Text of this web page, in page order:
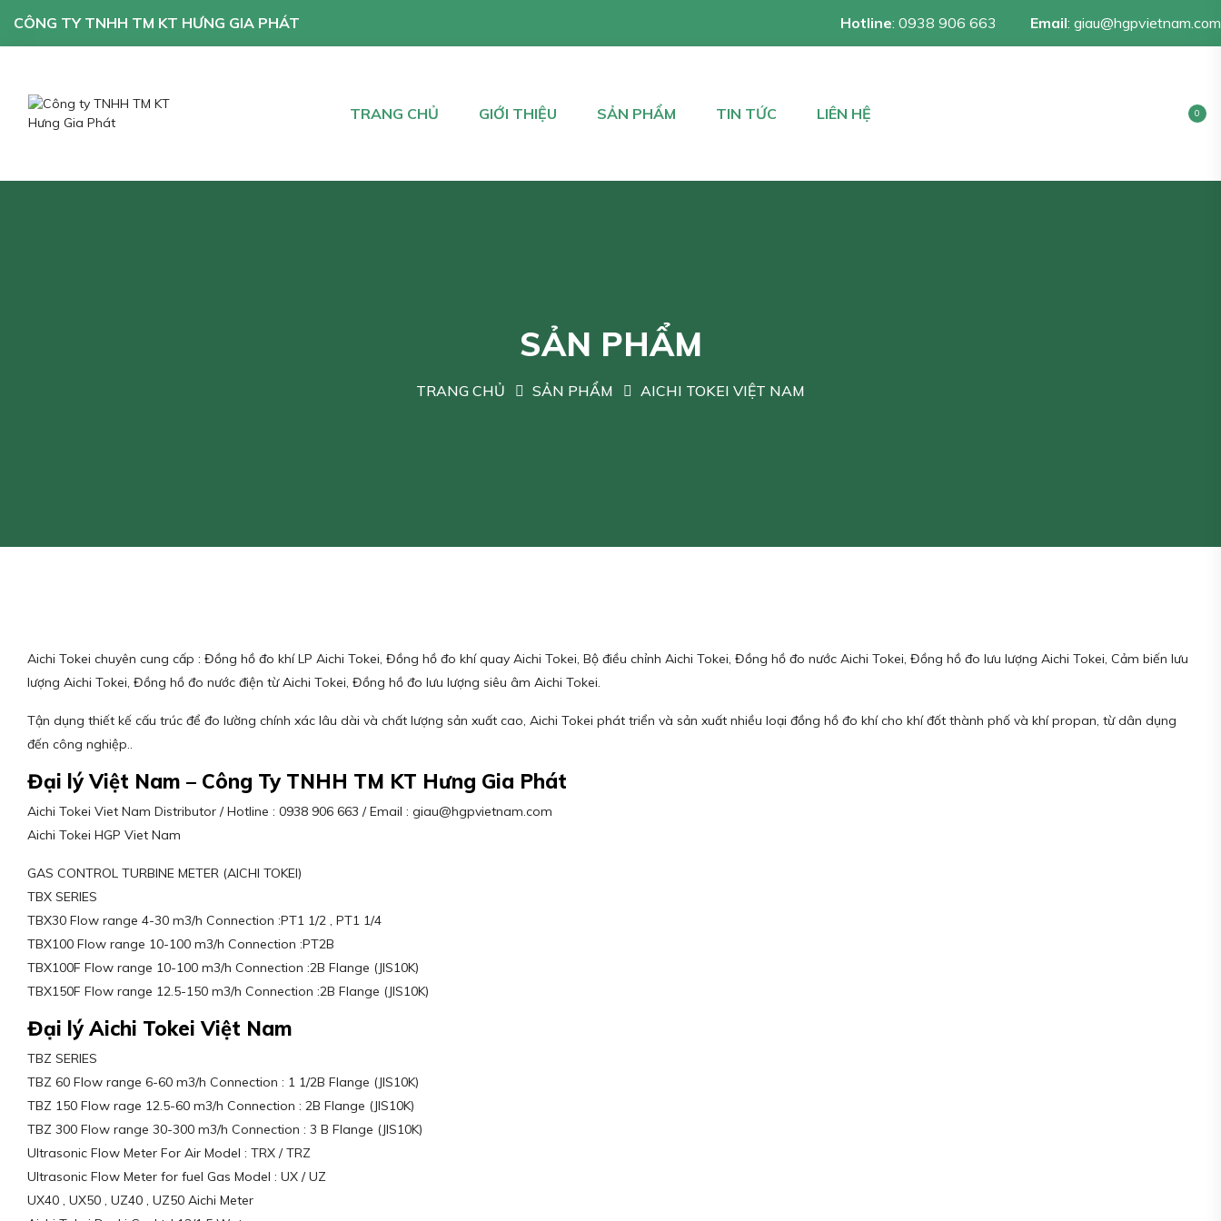
CÔNG TY TNHH TM KT HƯNG GIA PHÁT Hotline: 0938 906 663 Email: giau@hgpvietnam.com
TRANG CHỦ GIỚI THIỆU SẢN PHẨM TIN TỨC LIÊN HỆ 0
SẢN PHẨM
TRANG CHỦ SẢN PHẨM AICHI TOKEI VIỆT NAM
Aichi Tokei chuyên cung cấp : Đồng hồ đo khí LP Aichi Tokei, Đồng hồ đo khí quay Aichi Tokei, Bộ điều chỉnh Aichi Tokei, Đồng hồ đo nước Aichi Tokei, Đồng hồ đo lưu lượng Aichi Tokei, Cảm biến lưu
lượng Aichi Tokei, Đồng hồ đo nước điện từ Aichi Tokei, Đồng hồ đo lưu lượng siêu âm Aichi Tokei.
Tận dụng thiết kế cấu trúc để đo lường chính xác lâu dài và chất lượng sản xuất cao, Aichi Tokei phát triển và sản xuất nhiều loại đồng hồ đo khí cho khí đốt thành phố và khí propan, từ dân dụng
đến công nghiệp..
Đại lý Việt Nam – Công Ty TNHH TM KT Hưng Gia Phát
Aichi Tokei Viet Nam Distributor / Hotline : 0938 906 663 / Email : giau@hgpvietnam.com
Aichi Tokei HGP Viet Nam
GAS CONTROL TURBINE METER (AICHI TOKEI)
TBX SERIES
TBX30 Flow range 4-30 m3/h Connection :PT1 1/2 , PT1 1/4
TBX100 Flow range 10-100 m3/h Connection :PT2B
TBX100F Flow range 10-100 m3/h Connection :2B Flange (JIS10K)
TBX150F Flow range 12.5-150 m3/h Connection :2B Flange (JIS10K)
Đại lý Aichi Tokei Việt Nam
TBZ SERIES
TBZ 60 Flow range 6-60 m3/h Connection : 1 1/2B Flange (JIS10K)
TBZ 150 Flow rage 12.5-60 m3/h Connection : 2B Flange (JIS10K)
TBZ 300 Flow range 30-300 m3/h Connection : 3 B Flange (JIS10K)
Ultrasonic Flow Meter For Air Model : TRX / TRZ
Ultrasonic Flow Meter for fuel Gas Model : UX / UZ
UX40 , UX50 , UZ40 , UZ50 Aichi Meter